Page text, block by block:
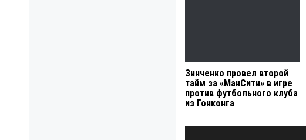
Зинченко провел второй
тайм за «МанСити» в игре
против футбольного клуба
из Гонконга
Навигация